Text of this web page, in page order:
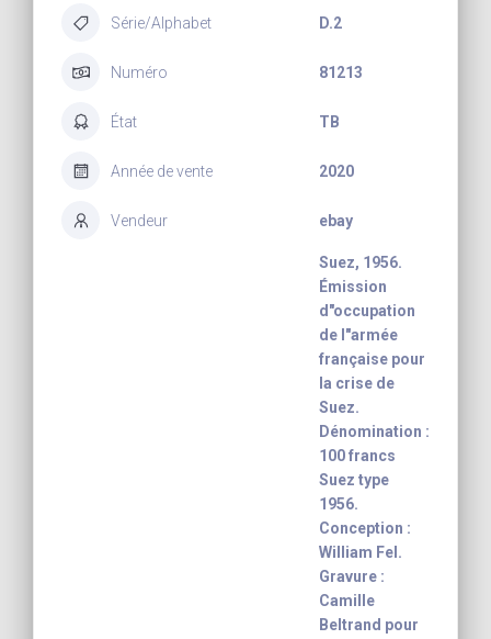
Série/Alphabet D.2
Numéro 81213
État TB
Année de vente 2020
Vendeur ebay
Suez, 1956.
Émission
d"occupation
de l"armée
française pour
la crise de
Suez.
Dénomination :
100 francs
Suez type
1956.
Conception :
William Fel.
Gravure :
Camille
Beltrand pour